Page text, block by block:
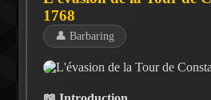
1768
👤 Barbaring